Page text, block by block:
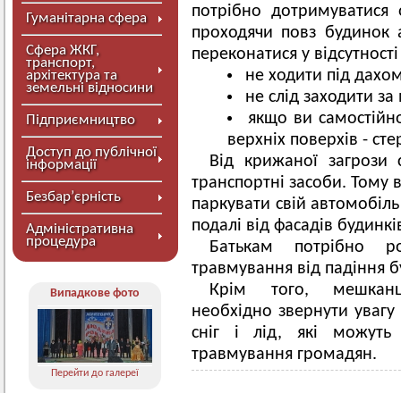
Гуманітарна сфера
Сфера ЖКГ,
транспорт,
архітектура та
земельні відносини
Підприємництво
Доступ до публічної
інформації
Безбар’єрність
Адміністративна
процедура
Випадкове фото
Перейти до галереї
потрібно
проходячи повз будинок
переконатися у
не ходити під
не слід заходити
якщо ви
верхніх поверхів -
Від крижаної
транспортні засоби.
паркувати свій
подалі від фасадів
Батькам потрібно
травмування від падіння
Крім того,
необхідно звернути
сніг і лід, які можуть
травмування громадян.